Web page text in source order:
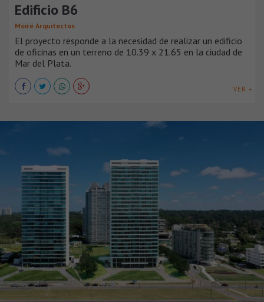
Edificio B6
Moirë Arquitectos
El proyecto responde a la necesidad de realizar un edificio
de oficinas en un terreno de 10.39 x 21.65 en la ciudad de
Mar del Plata.
VER +